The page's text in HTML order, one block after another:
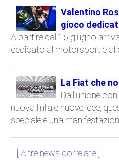
Valentino
gioco
A partire dal 16 giugno
dedicato al motorsport e al
La Fiat che
Dall’unione
nuova linfa e nuove idee,
speciale è una
Altre news correlate